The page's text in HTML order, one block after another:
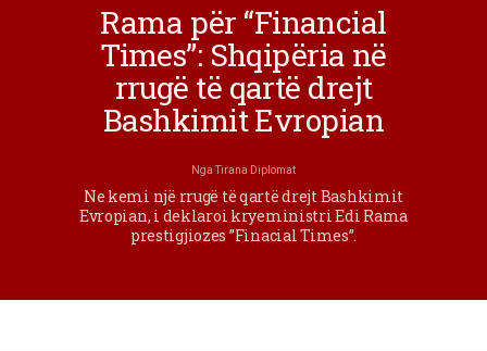
Rama për “Financial
Times”: Shqipëria në
rrugë të qartë drejt
Bashkimit Evropian
NgaTirana Diplomat
Ne kemi një rrugë të qartë drejt Bashkimit
Evropian, i deklaroi kryeministri Edi Rama
prestigjiozes ”Finacial Times”.